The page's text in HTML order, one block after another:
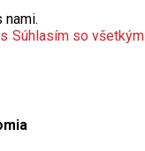
nami.
Súhlasím so všetkým